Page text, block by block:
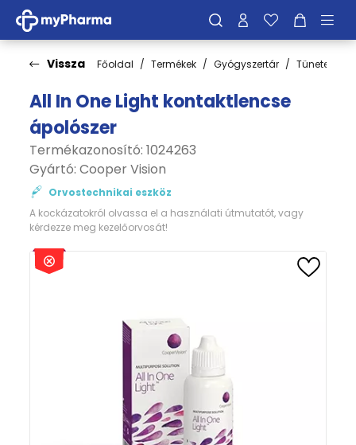
Vissza Főoldal Termékek Gyógyszertár Tünetek
All In One Light kontaktlencse
ápolószer
Termékazonosító: 1024263
Gyártó: Cooper Vision
Orvostechnikai eszköz
A kockázatokról olvassa el a használati útmutatót, vagy
kérdezze meg kezelőorvosát!